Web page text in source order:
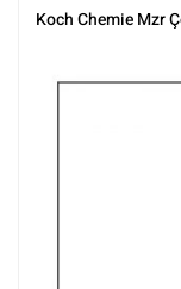
Chemie,Markalar,
Koch Chemie Mzr